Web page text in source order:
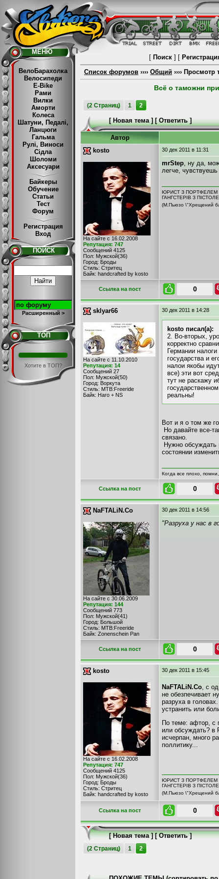
ВелоБарахолка
Велосипеди
E-Bike
Рами
Вилки
Аморти
Колеса
Шатуни, Педалі,
Ланцюги
Гальма
Рулі, Виноси
Сідла
Шоломи
Аксесуари
Байкеры
Обучение
Статьи
Тест
Форум
Регистрация
Вход
ПОИСК
Расширенный >
ТОП
Хотите в ТОП?
МЕНЮ
[ Поиск] [
Список форумов ›››› Общий ››››
Всё о таможни
(2 Страниц) 1 2
[Новая тема] [Ответить]
Автор
kosto
На сайте с 16.02.2008
Репутация: 747
Сообщений 4125
Пол: Мужской(36)
Город: Броды
Стиль: Стритец
Байк: handcrafted by kosto
30 дек 2011 в 11:31
mrStep, ну да,
легче,
ЮРИСТ З ПОРТФЕЛЕМ
ГАНГСТЕРІВ З
(М.Пьюзо \"Хрещений
Cсылка на пост 0
sklyar66
На сайте с 11.10.2010
Репутация: 14
Сообщений 27
Пол: Мужской(50)
Город: Воркута
Стиль: MTB:Freeride
Байк: Haro + NS
30 дек 2011 в 14:28
kosto писал(а):
2. Во-вторых,
корректно
Германии
государства и
налои якобы
все) эти вот
тут не раскажу
реальны!
Вот и я о том же
Но давайте все-
связано.
Нужно
состоянии
Когда все плохо,
Cсылка на пост 0
NaFTALiN.Co
На сайте с 30.06.2009
Репутация: 144
Сообщений 773
Пол: Мужской(41)
Город: Большой
Стиль: MTB:Freeride
Байк: Zonenschein Pan
30 дек 2011 в 14:56
"Разруха у нас в
Cсылка на пост 0
kosto
На сайте с 16.02.2008
Репутация: 747
Сообщений 4125
Пол: Мужской(36)
Город: Броды
Стиль: Стритец
Байк: handcrafted by kosto
30 дек 2011 в 15:45
NaFTALiN.Co , с
не обезпечивает
разруха в
устранить или
По теме: афтор, с
или обсуждать? в
исчерпан, много
поллитику...
ЮРИСТ З ПОРТФЕЛЕМ
ГАНГСТЕРІВ З
(М.Пьюзо \"Хрещений
Cсылка на пост 0
[Новая тема] [Ответить]
(2 Страниц) 1 2